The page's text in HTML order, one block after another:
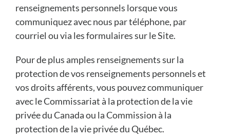
renseignements personnels lorsque vous
communiquez avec nous par téléphone, par
courriel ou via les formulaires sur le Site.
Pour de plus amples renseignements sur la
protection de vos renseignements personnels et
vos droits afférents, vous pouvez communiquer
avec le Commissariat à la protection de la vie
privée du Canada ou la Commission à la
protection de la vie privée du Québec.